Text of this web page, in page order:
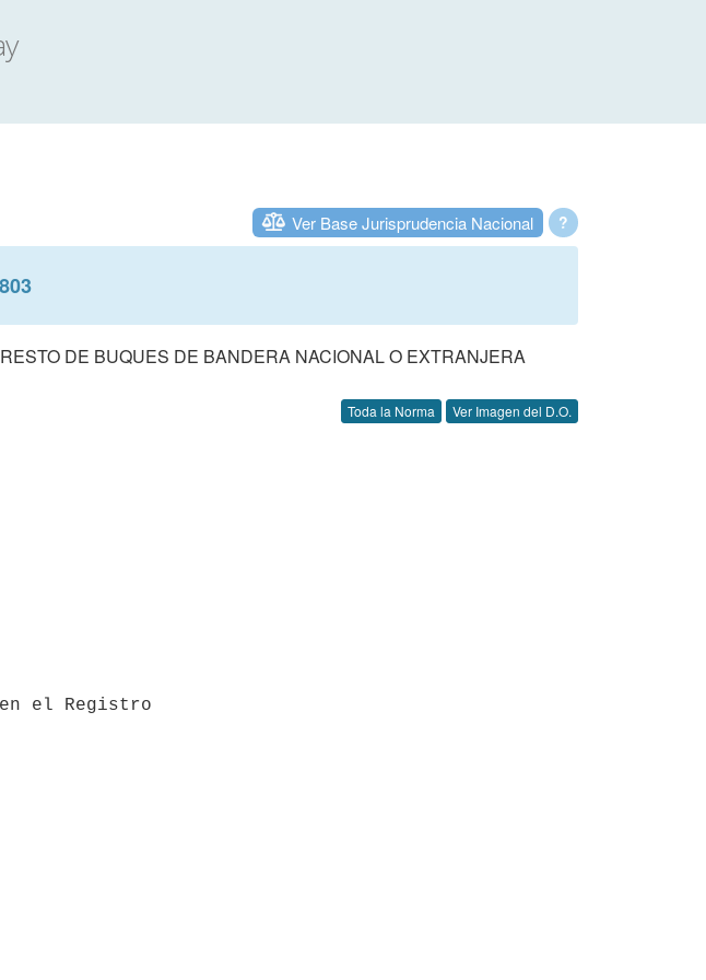
?
Ver Base Jurisprudencia Nacional
DE BUQUES DE BANDERA NACIONAL O EXTRANJERA
Toda la Norma Ver Imagen del D.O.